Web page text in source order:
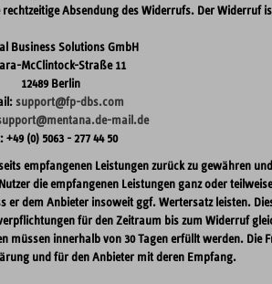
Absendung des Widerrufs. Der Widerruf
Business Solutions GmbH
McClintock-Straße 11
12489 Berlin
support@fp-dbs.com
mail.de
+49 (0) 5063 - 277 44 50
empfangenen Leistungen zurück zu gewähren
die empfangenen Leistungen ganz oder
dem Anbieter insoweit ggf. Wertersatz leisten.
für den Zeitraum bis zum Widerruf
müssen innerhalb von 30 Tagen erfüllt werden. Die
und für den Anbieter mit deren Empfang.